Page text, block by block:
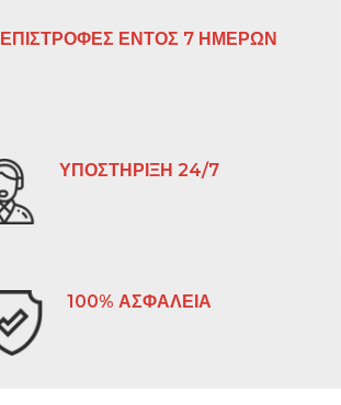
ΕΠΙΣΤΡΟΦΕΣ ΕΝΤΟΣ 7 ΗΜΕΡΩΝ
ΥΠΟΣΤΗΡΙΞΗ 24/7
100% ΑΣΦΑΛΕΙΑ